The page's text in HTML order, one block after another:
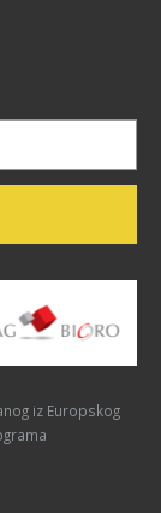
iz Europskog